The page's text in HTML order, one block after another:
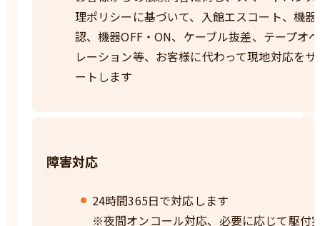
理ポリシーに基づいて、入館エスコート、機器
認、機器OFF・ON、ケーブル抜差、テープオペ
レーション等、お客様に代わって現地対応をサ
ートします
障害対応
24時間365日で対応します
※夜間オンコール対応、必要に応じて駆付